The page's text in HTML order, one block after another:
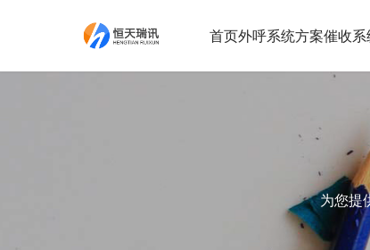
首页外呼系统方案催收系
为您提